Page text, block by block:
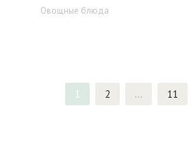
Овощные блюда
1 2 … 11